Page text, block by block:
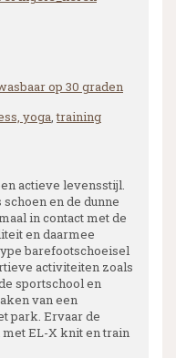
op 30 graden
yoga,training
actieve levensstijl.
en de dunne
in contact met de
en daarmee
barefootschoeisel
activiteiten zoals
sportschool en
van een
park. Ervaar de
EL-X knit en train